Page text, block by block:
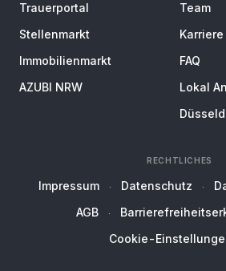
Trauerportal
Stellenmarkt
Immobilienmarkt
AZUBI NRW
Team
Karriere
FAQ
Lokal
RECHTLICHES
Impressum Datenschutz
AGB
Cookie-